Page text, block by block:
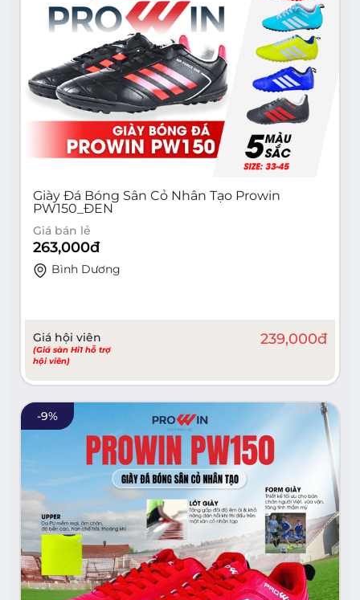
Giày Đá Bóng Sân Cỏ Nhân Tạo Prowin
PW150_ĐEN
Giá bán lẻ
263,000đ
Bình Dương
Giá hội viên
(Giá sàn Hi1 hỗ trợ
hội viên)
239,000đ
-9%